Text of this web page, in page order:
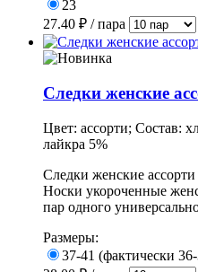
23
27.40 ₽ / пара
Следки женские
Цвет: ассорти; Состав:
лайкра 5%
Следки женские
Носки укороченные
пар одного
Размеры:
37-41 (фактически